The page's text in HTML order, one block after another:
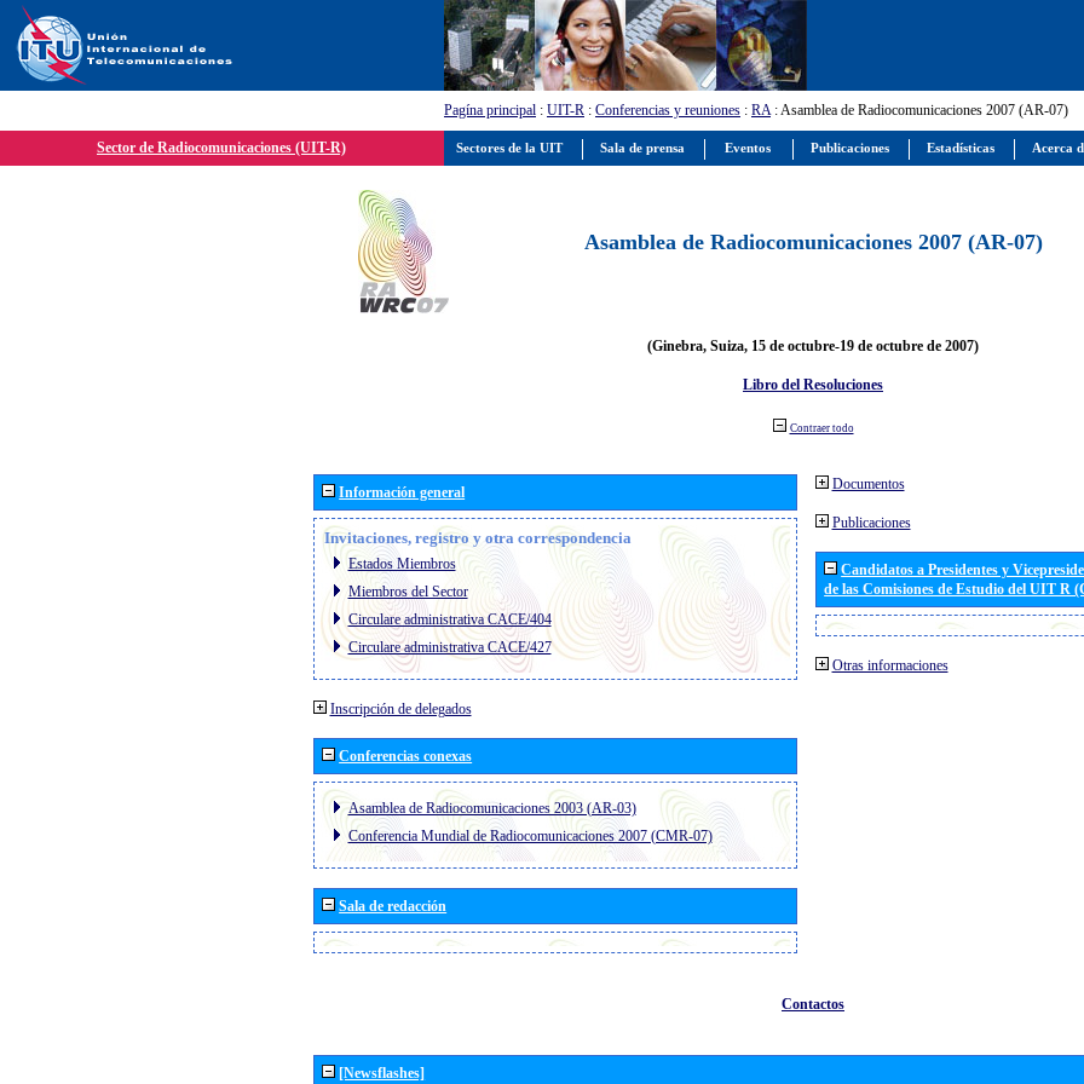
Pagína principal : UIT-R : Conferencias y reuniones : RA: Asamblea de Radiocomunicaciones 2007 (AR-07)
Sector de Radiocomunicaciones (UIT-R)
Asamblea de Radiocomunicaciones 2007 (AR-07)
(Ginebra, Suiza, 15 de octubre-19 de octubre de 2007)
Libro del Resoluciones
Contraer todo
Información general
Invitaciones, registro y otra correspondencia
Estados Miembros
Miembros del Sector
Circulare administrativa CACE/404
Circulare administrativa CACE/427
Inscripción de delegados
Conferencias conexas
Asamblea de Radiocomunicaciones 2003 (AR-03)
Conferencia Mundial de Radiocomunicaciones 2007 (CMR-07)
Sala de redacción
Documentos
Publicaciones
Candidatos a Presidentes y
de las Comisiones de Estudio del UIT R
Otras informaciones
Contactos
[Newsflashes]
Sectores de la UIT Sala de prensa Eventos Publicaciones Estadísticas Acerca